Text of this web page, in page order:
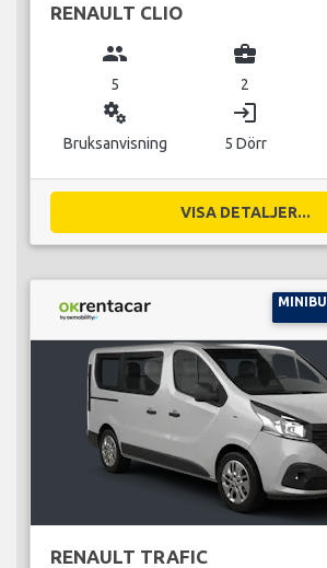
RENAULT CLIO
group
5
business_center
2
miscellaneous_services
Bruksanvisning
login
5 Dörr
VISA DETALJER...
RENAULT TRAFIC